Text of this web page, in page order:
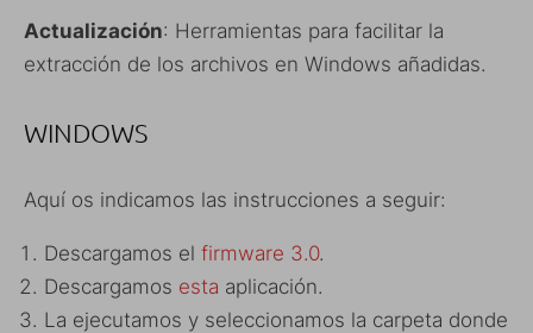
Actualización: Herramientas para facilitar la
extracción de los archivos en Windows añadidas.
WINDOWS
Aquí os indicamos las instrucciones a seguir:
Descargamos el firmware 3.0.
Descargamos esta aplicación.
La ejecutamos y seleccionamos la carpeta donde